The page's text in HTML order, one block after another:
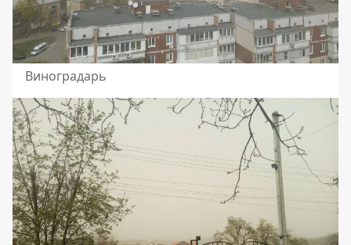
Виноградарь